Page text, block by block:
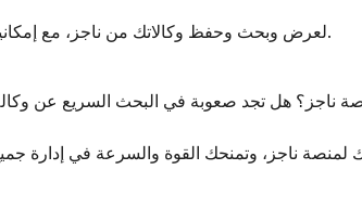
لعرض وبحث وحفظ وكالاتك من ناجز، مع إمكانية الفلترة حسب صفة المستخدم (وكيل أو موكل).
ناجز؟ هل تجد صعوبة في البحث السريع عن